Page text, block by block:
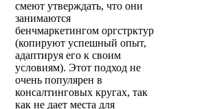
смеют утверждать, что они
занимаются
бенчмаркетингом оргстрктур
(копируют успешный опыт,
адаптируя его к своим
условиям). Этот подход не
очень популярен в
консалтинговых кругах, так
как не дает места для